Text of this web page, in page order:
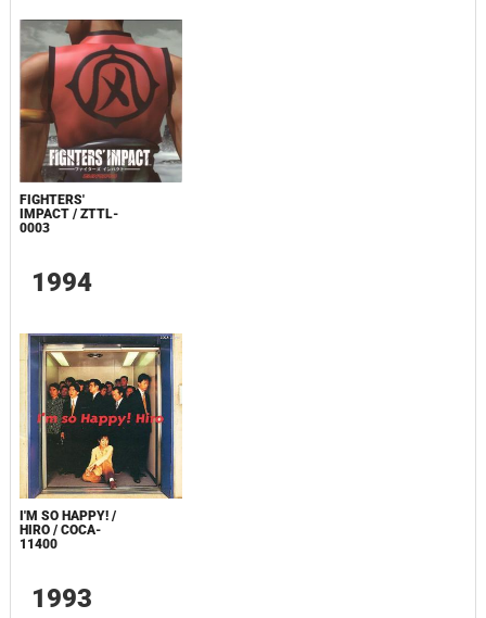
FIGHTERS'
IMPACT / ZTTL-
0003
1994
I'M SO HAPPY! /
HIRO / COCA-
11400
1993